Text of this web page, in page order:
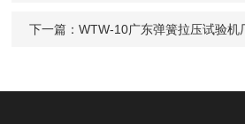
下一篇：WTW-10广东弹簧拉压试验机